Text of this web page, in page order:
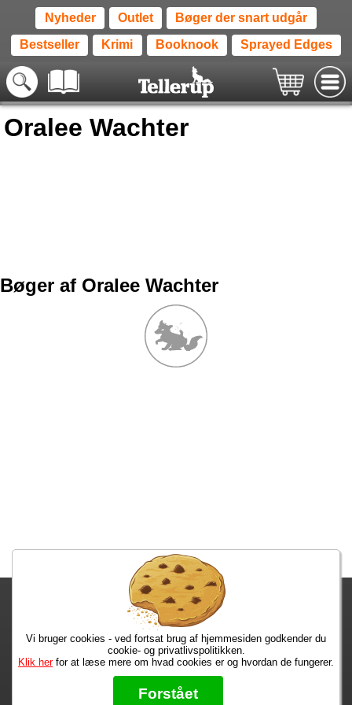
Nyheder Outlet Bøger der snart udgår
Bestseller Krimi Booknook Sprayed Edges
Oralee Wachter
Bøger af Oralee Wachter
Fragtgebyret er DKK 59,95 • Fragtgebyret bortfalder ved køb over
DKK 299,00
Bestiller du i dag, har du dine varer på tirsdag!
Max 50 kr. Bøger til en 🐕
★★★★★
Læs hvad vores kunder siger om os på Trustpilot
Vi bruger cookies - ved fortsat brug af hjemmesiden godkender du
cookie- og privatlivspolitikken.
Klik herfor at læse mere om hvad cookies er og hvordan de fungerer.
Forstået